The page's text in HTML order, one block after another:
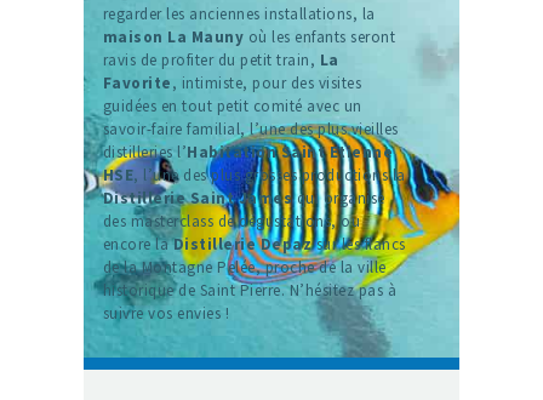
regarder les anciennes installations, la
maison La Mauny où les enfants seront
ravis de profiter du petit train, La
Favorite, intimiste, pour des visites
guidées en tout petit comité avec un
savoir-faire familial, l’une des plus vieilles
distilleries l’Habitation Saint Etienne
HSE, l’une des plus grosses productions la
Distillerie Saint Jamesqui organise
des masterclass de dégustations, ou
encore laDistillerie Depazsur les flancs
de la Montagne Pelée, proche de la ville
historique de Saint Pierre. N’hésitez pas à
suivre vos envies !